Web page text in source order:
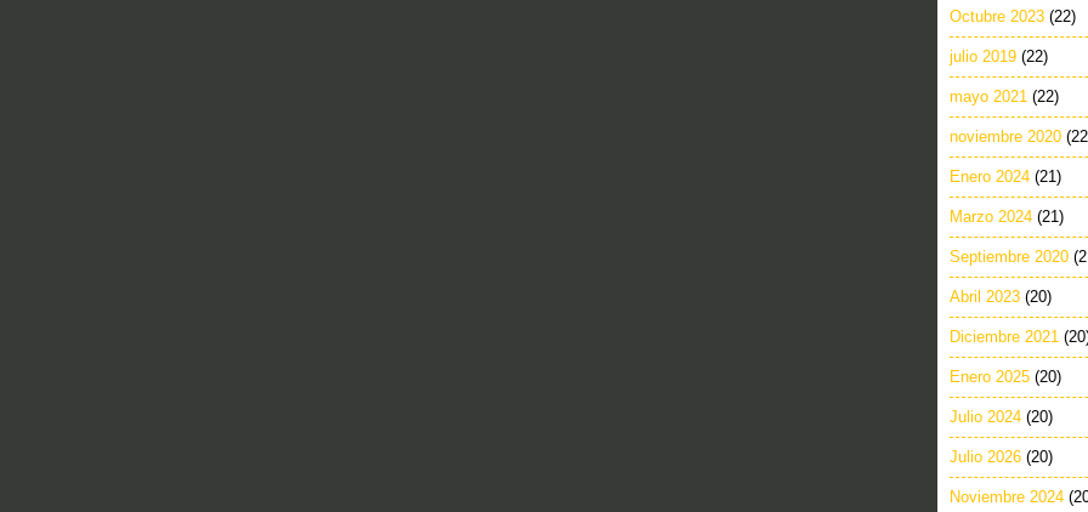
Octubre 2023 (22)
julio 2019 (22)
mayo 2021 (22)
noviembre 2020
Enero 2024 (21)
Marzo 2024 (21)
Septiembre 2020
Abril 2023 (20)
Diciembre 2021
Enero 2025 (20)
Julio 2024 (20)
Julio 2026 (20)
Noviembre 2024